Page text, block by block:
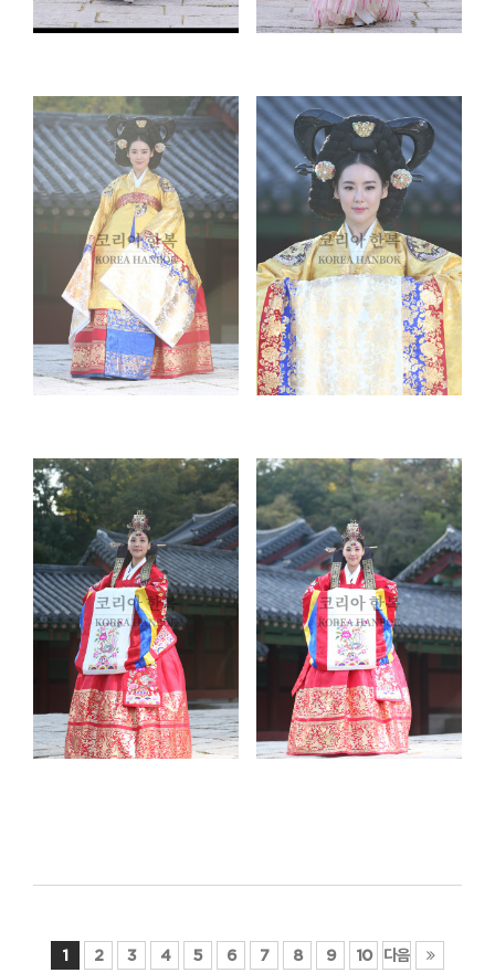
1 2 3 4 5 6 7 8 9 10 다음